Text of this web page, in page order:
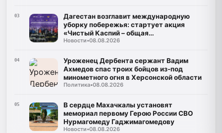
03
Дагестан возглавит международную
уборку побережья: стартует акция
«Чистый Каспий – общая
ответственность»
Новости•08.08.2026
04
Уроженец Дербента сержант Вадим
Ахмедов спас троих бойцов из-под
минометного огня в Херсонской области
Политика•08.08.2026
05
В сердце Махачкалы установят
мемориал первому Герою России СВО
Нурмагомеду Гаджимагомедову
Новости•08.08.2026